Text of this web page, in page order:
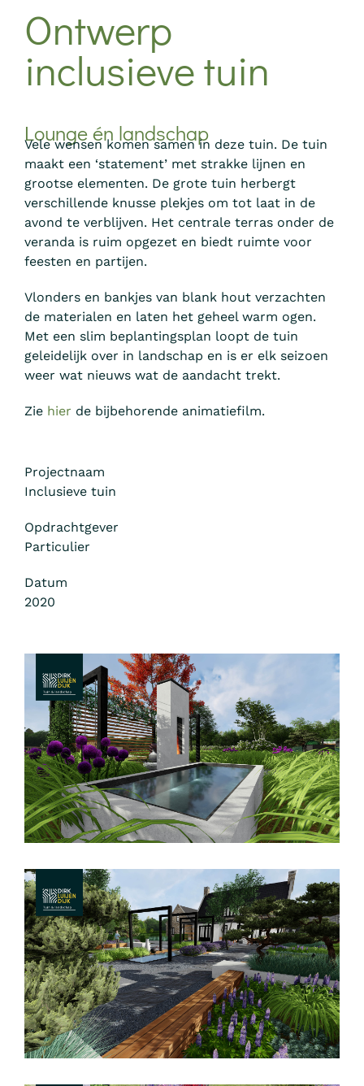
Ontwerp
inclusieve tuin
Lounge én landschap
Vele wensen komen samen in deze tuin. De tuin
maakt een ‘statement’ met strakke lijnen en
grootse elementen. De grote tuin herbergt
verschillende knusse plekjes om tot laat in de
avond te verblijven. Het centrale terras onder de
veranda is ruim opgezet en biedt ruimte voor
feesten en partijen.
Vlonders en bankjes van blank hout verzachten
de materialen en laten het geheel warm ogen.
Met een slim beplantingsplan loopt de tuin
geleidelijk over in landschap en is er elk seizoen
weer wat nieuws wat de aandacht trekt.
Zie hier de bijbehorende animatiefilm.
Projectnaam
Inclusieve tuin
Opdrachtgever
Particulier
Datum
2020